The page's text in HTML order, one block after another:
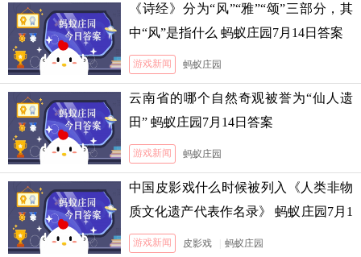
《诗经》分为“风”“雅”“颂”三部分，其
中“风”是指什么 蚂蚁庄园7月14日答案
游戏新闻 蚂蚁庄园
云南省的哪个自然奇观被誉为“仙人遗
田” 蚂蚁庄园7月14日答案
游戏新闻 蚂蚁庄园
中国皮影戏什么时候被列入《人类非物
质文化遗产代表作名录》 蚂蚁庄园7月1
3日答案
游戏新闻 皮影戏 蚂蚁庄园